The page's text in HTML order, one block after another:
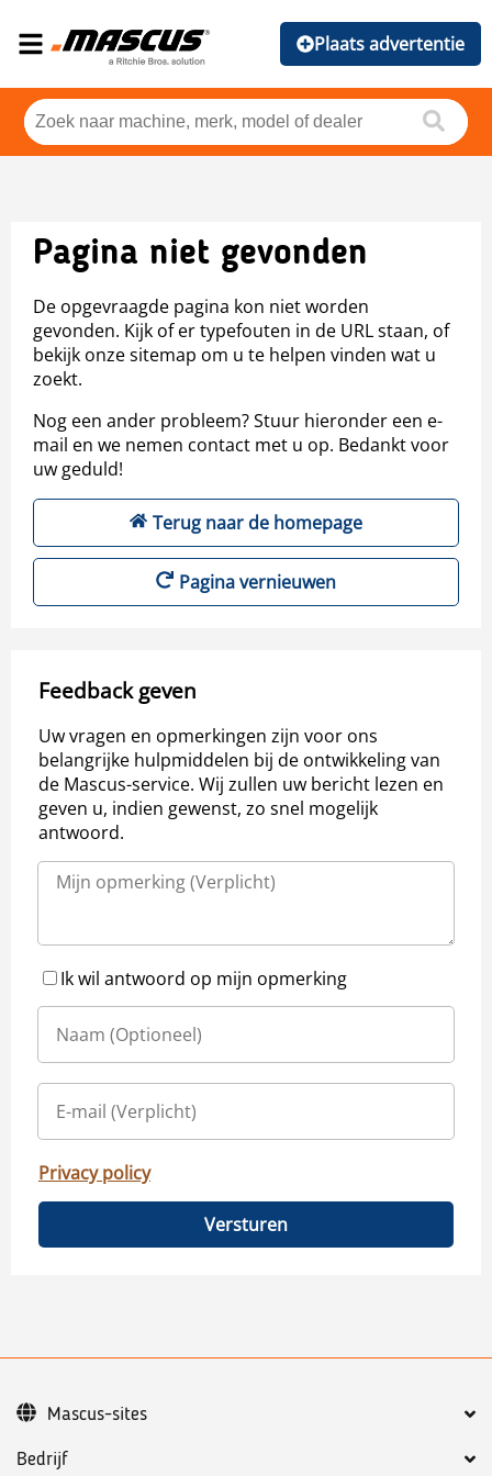
Plaats advertentie
Pagina niet gevonden
De opgevraagde pagina kon niet worden
gevonden. Kijk of er typefouten in de URL staan, of
bekijk onze sitemap om u te helpen vinden wat u
zoekt.
Nog een ander probleem? Stuur hieronder een e-
mail en we nemen contact met u op. Bedankt voor
uw geduld!
Terug naar de homepage
Pagina vernieuwen
Feedback geven
Uw vragen en opmerkingen zijn voor ons
belangrijke hulpmiddelen bij de ontwikkeling van
de Mascus-service. Wij zullen uw bericht lezen en
geven u, indien gewenst, zo snel mogelijk
antwoord.
Ik wil antwoord op mijn opmerking
Privacy policy
Versturen
Bedrijf
Mascus-sites